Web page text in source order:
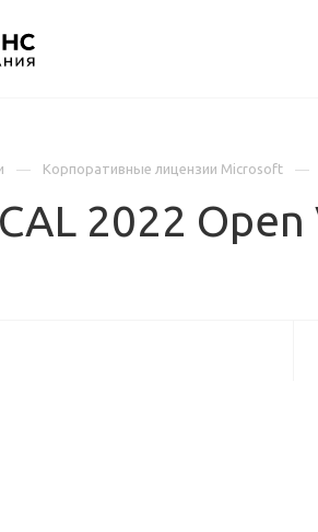
Корпоративные лицензии Microsoft
2022